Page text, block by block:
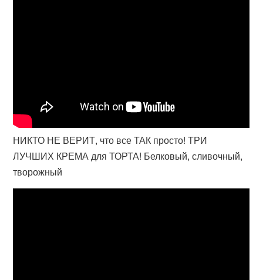
НИКТО НЕ ВЕРИТ, что все ТАК просто! ТРИ
ЛУЧШИХ КРЕМА для ТОРТА! Белковый, сливочный,
творожный